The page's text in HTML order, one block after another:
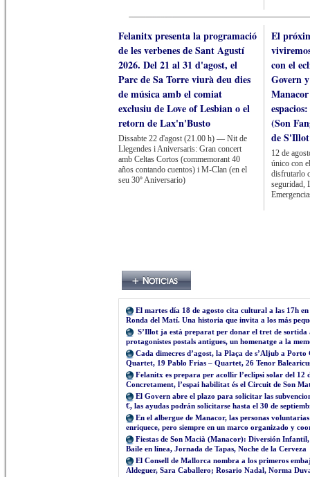
Felanitx presenta la programació
de les verbenes de Sant Agustí
2026. Del 21 al 31 d'agost, el
Parc de Sa Torre viurà deu dies
de música amb el comiat
exclusiu de Love of Lesbian o el
retorn de Lax'n'Busto
Dissabte 22 d'agost (21.00 h) — Nit de
Llegendes i Aniversaris: Gran concert
amb Celtas Cortos (commemorant 40
años contando cuentos) i M-Clan (en el
seu 30º Aniversario)
El
con el
Govern
(Son
de S'Illot
12 de
único con
disfrutarlo
seguridad,
El martes día 18 de agosto cita cultural a las 17h
Ronda del Matí. Una historia que invita a los más
S’Illot ja està preparat per donar el tret de sortida
protagonistes postals antigues, un homenatge a la
Cada dimecres d’agost, la Plaça de s’Aljub a
Quartet, 19 Pablo Frias – Quartet, 26 Tenor
Felanitx es prepara per acollir l’eclipsi solar del 12
Concretament, l’espai habilitat és el Circuit de Son
El Govern abre el plazo para solicitar las
€, las ayudas podrán solicitarse hasta el 30 de
En el albergue de Manacor, las personas
enriquece, pero siempre en un marco organizado y
Fiestas de Son Macià (Manacor): Diversión
Baile en línea, Jornada de Tapas, Noche de la Cerveza
El Consell de Mallorca nombra a los primeros
Aldeguer, Sara Caballero; Rosario Nadal, Norma